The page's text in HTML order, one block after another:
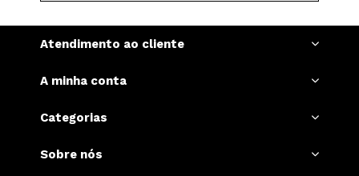
Atendimento ao cliente
A minha conta
Categorias
Sobre nós